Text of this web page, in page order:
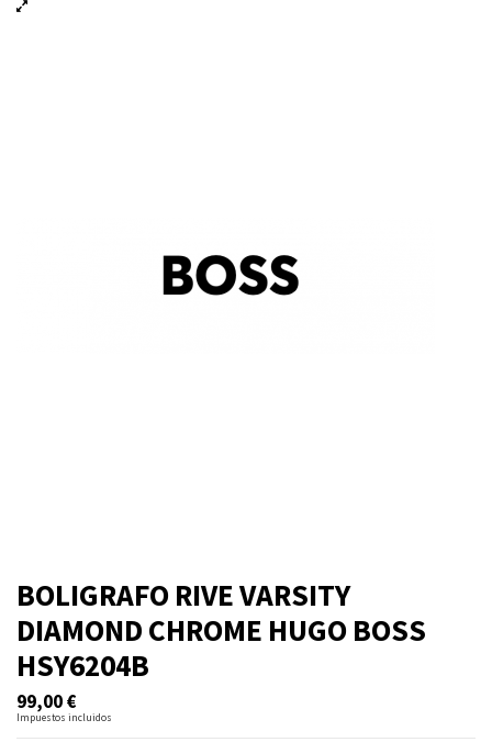
BOLIGRAFO RIVE VARSITY
DIAMOND CHROME HUGO BOSS
HSY6204B
99,00 €
Impuestos incluidos